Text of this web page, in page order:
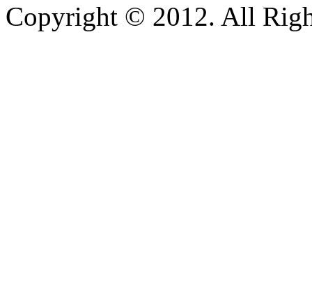
Copyright © 2012. All